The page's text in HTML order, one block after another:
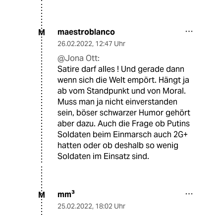
M maestroblanco
26.02.2022, 12:47 Uhr
@Jona Ott:
Satire darf alles ! Und gerade dann
wenn sich die Welt empört. Hängt ja
ab vom Standpunkt und von Moral.
Muss man ja nicht einverstanden
sein, böser schwarzer Humor gehört
aber dazu. Auch die Frage ob Putins
Soldaten beim Einmarsch auch 2G+
hatten oder ob deshalb so wenig
Soldaten im Einsatz sind.
M mm³
25.02.2022, 18:02 Uhr